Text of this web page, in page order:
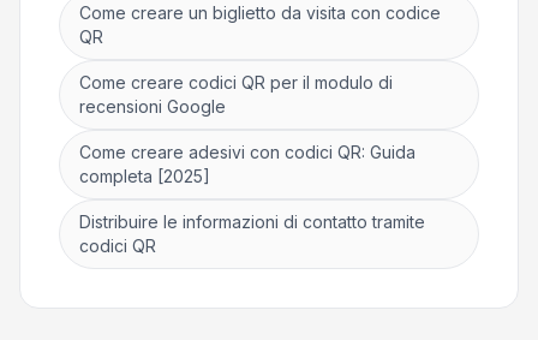
Come creare un biglietto da visita con codice
QR
Come creare codici QR per il modulo di
recensioni Google
Come creare adesivi con codici QR: Guida
completa [2025]
Distribuire le informazioni di contatto tramite
codici QR